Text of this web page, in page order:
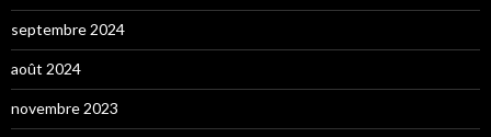
septembre 2024
août 2024
novembre 2023